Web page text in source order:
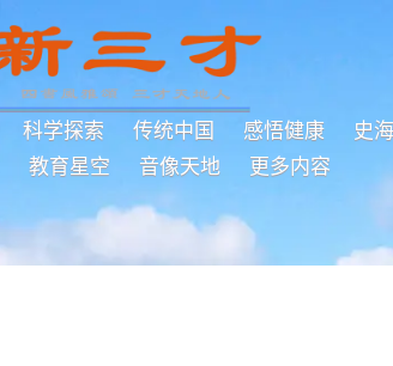
科学探索 传统中国 感悟健康
史
教育星空 音像天地 更多内容